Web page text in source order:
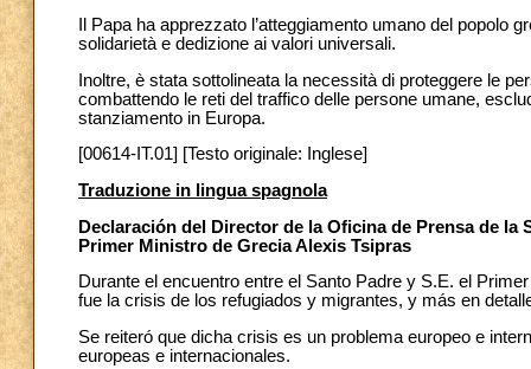
Il Papa ha apprezzato l’atteggiamento umano del
solidarietà e dedizione ai valori universali.
Inoltre, è stata sottolineata la necessità di proteggere le
combattendo le reti del traffico delle persone umane,
stanziamento in Europa.
[00614-IT.01] [Testo originale: Inglese]
Traduzione in lingua spagnola
Declaración del Director de la Oficina de Prensa de
Primer Ministro de Grecia Alexis Tsipras
Durante el encuentro entre el Santo Padre y S.E. el
fue la crisis de los refugiados y migrantes, y más en
Se reiteró que dicha crisis es un problema europeo e
europeas e internacionales.